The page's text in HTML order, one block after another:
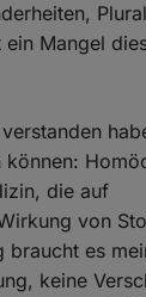
ein Mangel
die auf
von
braucht es
keine